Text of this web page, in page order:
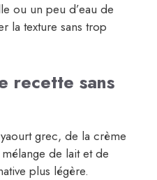
ou un peu d’eau de
la texture sans trop
recette sans
grec, de la crème
de lait et de
plus légère.